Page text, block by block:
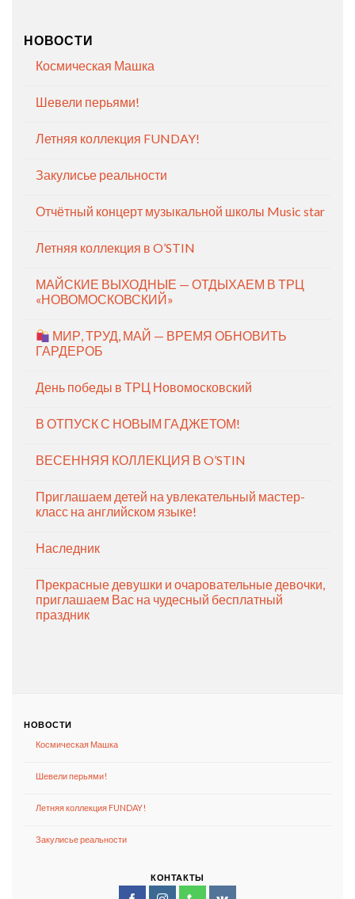
НОВОСТИ
Космическая Машка
Шевели перьями!
Летняя коллекция FUNDAY!
Закулисье реальности
Отчётный концерт музыкальной школы Music star
Летняя коллекция в O’STIN
МАЙСКИЕ ВЫХОДНЫЕ — ОТДЫХАЕМ В ТРЦ
«НОВОМОСКОВСКИЙ»
МИР, ТРУД, МАЙ — ВРЕМЯ ОБНОВИТЬ
ГАРДЕРОБ
День победы в ТРЦ Новомосковский
В ОТПУСК С НОВЫМ ГАДЖЕТОМ!
ВЕСЕННЯЯ КОЛЛЕКЦИЯ В O’STIN
Приглашаем детей на увлекательный мастер-
класс на английском языке!
Наследник
Прекрасные девушки и очаровательные девочки,
приглашаем Вас на чудесный бесплатный
праздник
НОВОСТИ
Космическая Машка
Шевели перьями!
Летняя коллекция FUNDAY!
Закулисье реальности
КОНТАКТЫ